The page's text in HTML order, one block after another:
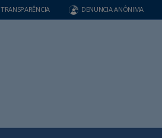
TRANSPARÊNCIA DENUNCIA ANÔNIMA